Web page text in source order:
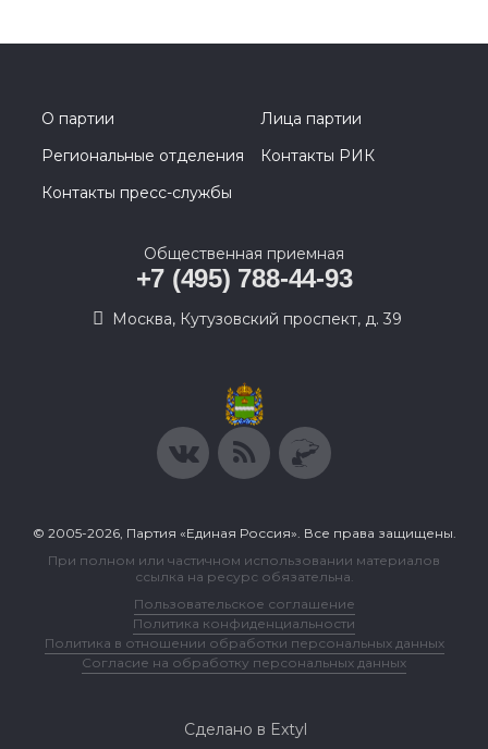
О партии
Лица партии
Региональные отделения
Контакты РИК
Контакты пресс-службы
Общественная приемная
+7 (495) 788-44-93
Москва, Кутузовский проспект, д. 39
© 2005-2026, Партия «Единая Россия». Все права защищены.
При полном или частичном использовании материалов
ссылка на ресурс обязательна.
Пользовательское соглашение
Политика конфиденциальности
Политика в отношении обработки персональных данных
Согласие на обработку персональных данных
Сделано в Extyl